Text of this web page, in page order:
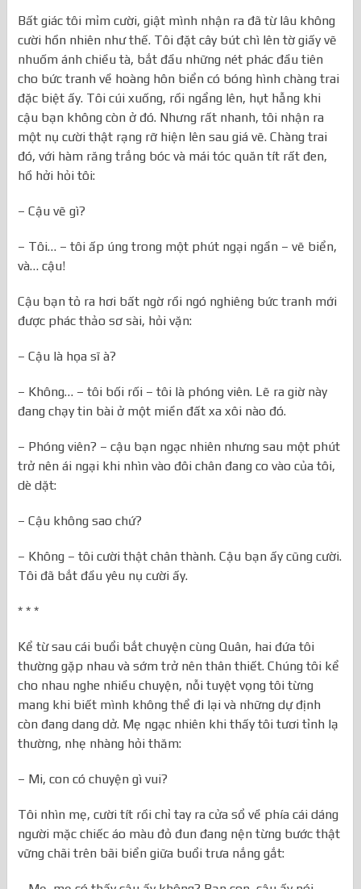
Bất giác tôi mỉm cười, giật mình nhận ra đã từ lâu không
cười hồn nhiên như thế. Tôi đặt cây bút chì lên tờ giấy vẽ
nhuốm ánh chiều tà, bắt đầu những nét phác đầu tiên
cho bức tranh về hoàng hôn biển có bóng hình chàng trai
đặc biệt ấy. Tôi cúi xuống, rồi ngẩng lên, hụt hẫng khi
cậu bạn không còn ở đó. Nhưng rất nhanh, tôi nhận ra
một nụ cười thật rạng rỡ hiện lên sau giá vẽ. Chàng trai
đó, với hàm răng trắng bóc và mái tóc quăn tít rất đen,
hồ hởi hỏi tôi:
– Cậu vẽ gì?
– Tôi… – tôi ấp úng trong một phút ngại ngần – vẽ biển,
và… cậu!
Cậu bạn tỏ ra hơi bất ngờ rồi ngó nghiêng bức tranh mới
được phác thảo sơ sài, hỏi vặn:
– Cậu là họa sĩ à?
– Không… – tôi bối rối – tôi là phóng viên. Lẽ ra giờ này
đang chạy tin bài ở một miền đất xa xôi nào đó.
– Phóng viên? – cậu bạn ngạc nhiên nhưng sau một phút
trở nên ái ngại khi nhìn vào đôi chân đang co vào của tôi,
dè dặt:
– Cậu không sao chứ?
– Không – tôi cười thật chân thành. Cậu bạn ấy cũng cười.
Tôi đã bắt đầu yêu nụ cười ấy.
* * *
Kể từ sau cái buổi bắt chuyện cùng Quân, hai đứa tôi
thường gặp nhau và sớm trở nên thân thiết. Chúng tôi kể
cho nhau nghe nhiều chuyện, nỗi tuyệt vọng tôi từng
mang khi biết mình không thể đi lại và những dự định
còn đang dang dở. Mẹ ngạc nhiên khi thấy tôi tươi tỉnh lạ
thường, nhẹ nhàng hỏi thăm:
– Mi, con có chuyện gì vui?
Tôi nhìn mẹ, cười tít rồi chỉ tay ra cửa sổ về phía cái dáng
người mặc chiếc áo màu đỏ đun đang nện từng bước thật
vững chãi trên bãi biển giữa buổi trưa nắng gắt: